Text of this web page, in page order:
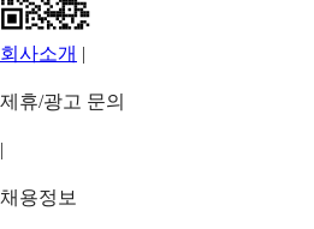
회사소개 |
제휴/광고 문의
|
채용정보